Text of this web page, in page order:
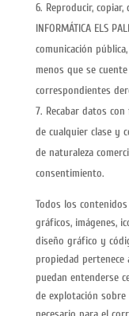
Reproducir,
INFORMÁTICA ELS
comunicación
menos que se
correspondientes
Recabar datos
de cualquier clase y
de naturaleza
consentimiento.
Todos los
gráficos, imágenes,
diseño gráfico y
propiedad pertenece a
puedan entenderse
de explotación